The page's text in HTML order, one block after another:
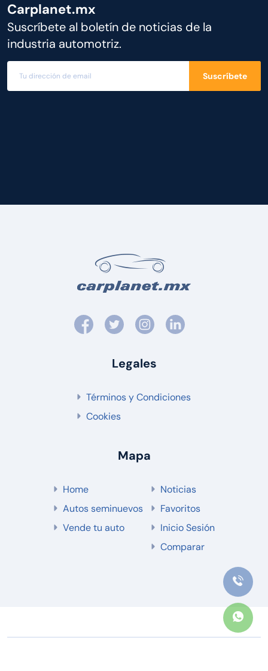
Carplanet.mx
Suscríbete al boletín de noticias de la
industria automotriz.
Suscríbete
Legales
Términos y Condiciones
Cookies
Mapa
Home
Autos seminuevos
Vende tu auto
Noticias
Favoritos
Inicio Sesión
Comparar